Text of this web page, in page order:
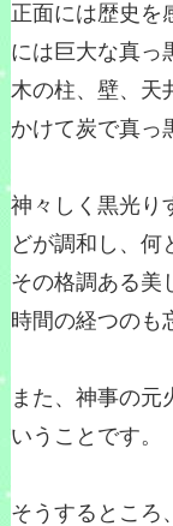
正面には歴史を
には巨大な真っ
木の柱、壁、天
かけて炭で真っ
神々しく黒光り
どが調和し、何
その格調ある美
時間の経つのも
また、神事の元
いうことです。
そうするところ